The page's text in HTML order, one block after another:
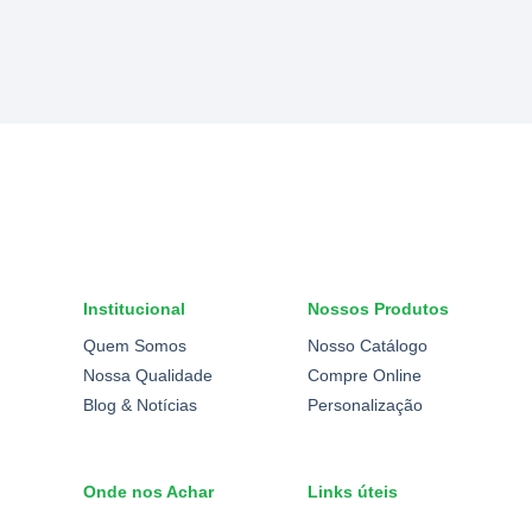
Institucional
Quem Somos
Nossa Qualidade
Blog & Notícias
Nossos Produtos
Nosso Catálogo
Compre Online
Personalização
Onde nos Achar Links úteis